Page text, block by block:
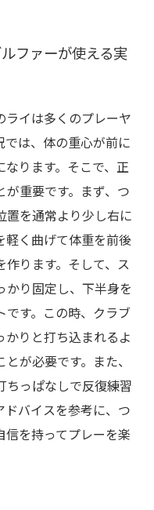
ファーが使える実
ライは多くのプレーヤ
では、体の重心が前に
ります。そこで、正
が重要です。まず、つ
置を通常より少し右に
軽く曲げて体重を前後
作ります。そして、ス
かり固定し、下半身を
です。この時、クラブ
かりと打ち込まれるよ
が必要です。また、
ちっぱなしで反復練習
ドバイスを参考に、つ
信を持ってプレーを楽